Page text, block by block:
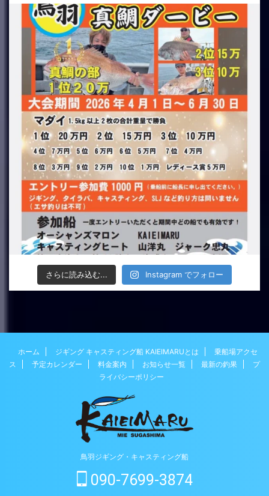
さらに読み込む... Instagram でフォロー
ホーム ジギング キャスティング船 KAIEIMARUとは
乗船場アクセ
ス
予定カレンダー 料金案内 お知らせ一覧 最新の釣果
プ
ライバシーポリシー
鳥羽ジギング・キャスティング船
090-7699-3874